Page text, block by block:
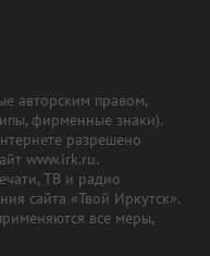
авторским правом,
фирменные знаки).
разрешено
www.irk.ru.
ТВ и радио
сайта «Твой Иркутск».
все меры,